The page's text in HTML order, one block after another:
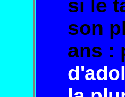
si le
son
ans :